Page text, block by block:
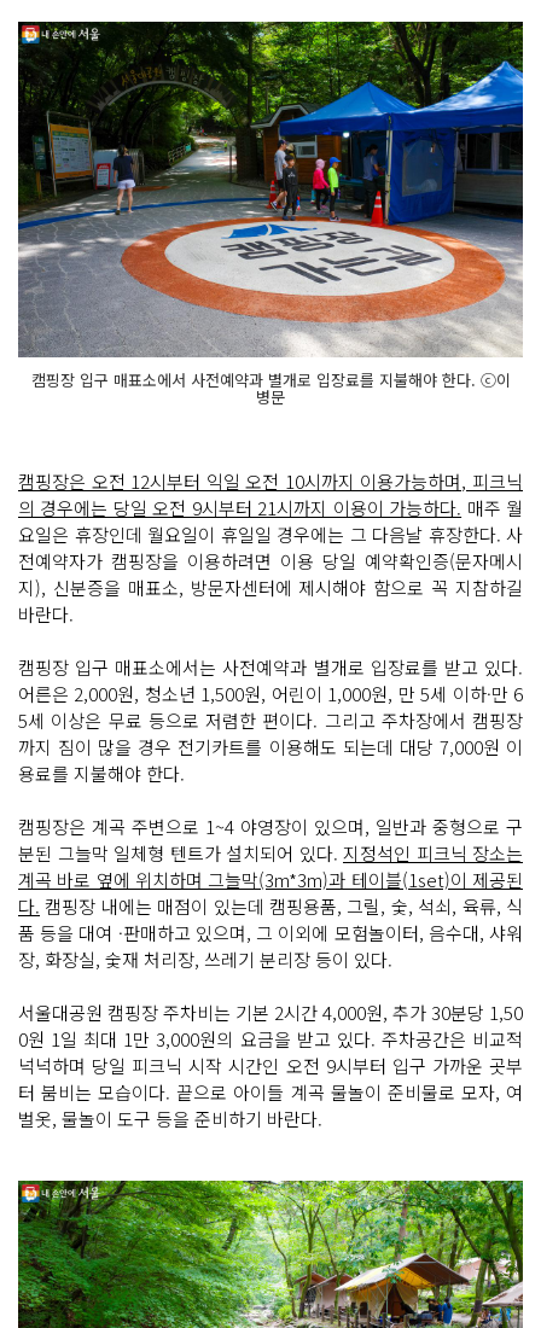
캠핑장 입구 매표소에서 사전예약과 별개로 입장료를 지불해야 한다. ⓒ이
병문
캠핑장은 오전 12시부터 익일 오전 10시까지 이용가능하며, 피크닉
의 경우에는 당일 오전 9시부터 21시까지 이용이 가능하다. 매주 월
요일은 휴장인데 월요일이 휴일일 경우에는 그 다음날 휴장한다. 사
전예약자가 캠핑장을 이용하려면 이용 당일 예약확인증(문자메시
지), 신분증을 매표소, 방문자센터에 제시해야 함으로 꼭 지참하길
바란다.
캠핑장 입구 매표소에서는 사전예약과 별개로 입장료를 받고 있다.
어른은 2,000원, 청소년 1,500원, 어린이 1,000원, 만 5세 이하·만 6
5세 이상은 무료 등으로 저렴한 편이다. 그리고 주차장에서 캠핑장
까지 짐이 많을 경우 전기카트를 이용해도 되는데 대당 7,000원 이
용료를 지불해야 한다.
캠핑장은 계곡 주변으로 1~4 야영장이 있으며, 일반과 중형으로 구
분된 그늘막 일체형 텐트가 설치되어 있다. 지정석인 피크닉 장소는
계곡 바로 옆에 위치하며 그늘막( 3m*3m)과 테이블(1set)이 제공된
다. 캠핑장 내에는 매점이 있는데 캠핑용품, 그릴, 숯, 석쇠, 육류, 식
품 등을 대여 ·판매하고 있으며, 그 이외에 모험놀이터, 음수대, 샤워
장, 화장실, 숯재 처리장, 쓰레기 분리장 등이 있다.
서울대공원 캠핑장 주차비는 기본 2시간 4,000원, 추가 30분당 1,50
0원 1일 최대 1만 3,000원의 요금을 받고 있다. 주차공간은 비교적
넉넉하며 당일 피크닉 시작 시간인 오전 9시부터 입구 가까운 곳부
터 붐비는 모습이다. 끝으로 아이들 계곡 물놀이 준비물로 모자, 여
벌옷, 물놀이 도구 등을 준비하기 바란다.